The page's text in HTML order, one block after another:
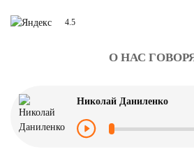
4.5
О НАС
Николай Даниленко